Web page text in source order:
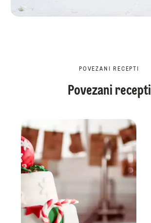
POVEZANI RECEPTI
Povezani recepti